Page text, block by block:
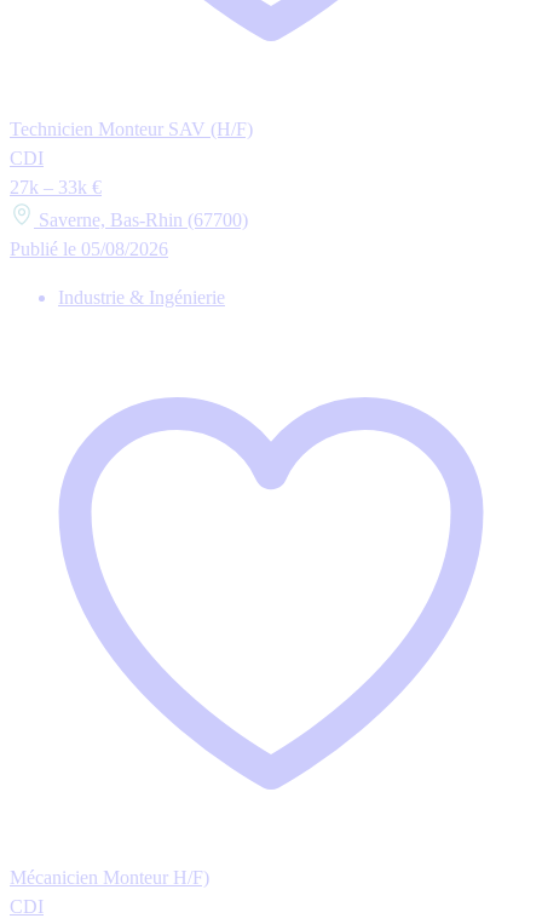
Technicien Monteur SAV (H/F)
CDI
27k – 33k €
Saverne, Bas-Rhin (67700)
Publié le 05/08/2026
Industrie & Ingénierie
Mécanicien Monteur H/F)
CDI